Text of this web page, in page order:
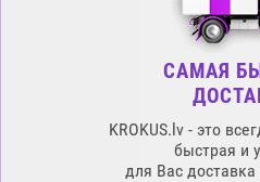
САМАЯ
KROKUS.lv - это
быстрая и
для Вас